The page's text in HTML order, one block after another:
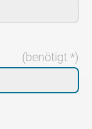
(benötigt *)